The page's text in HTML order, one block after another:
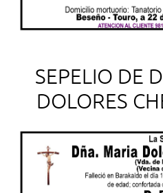
SEPELIO DE
DOLORES